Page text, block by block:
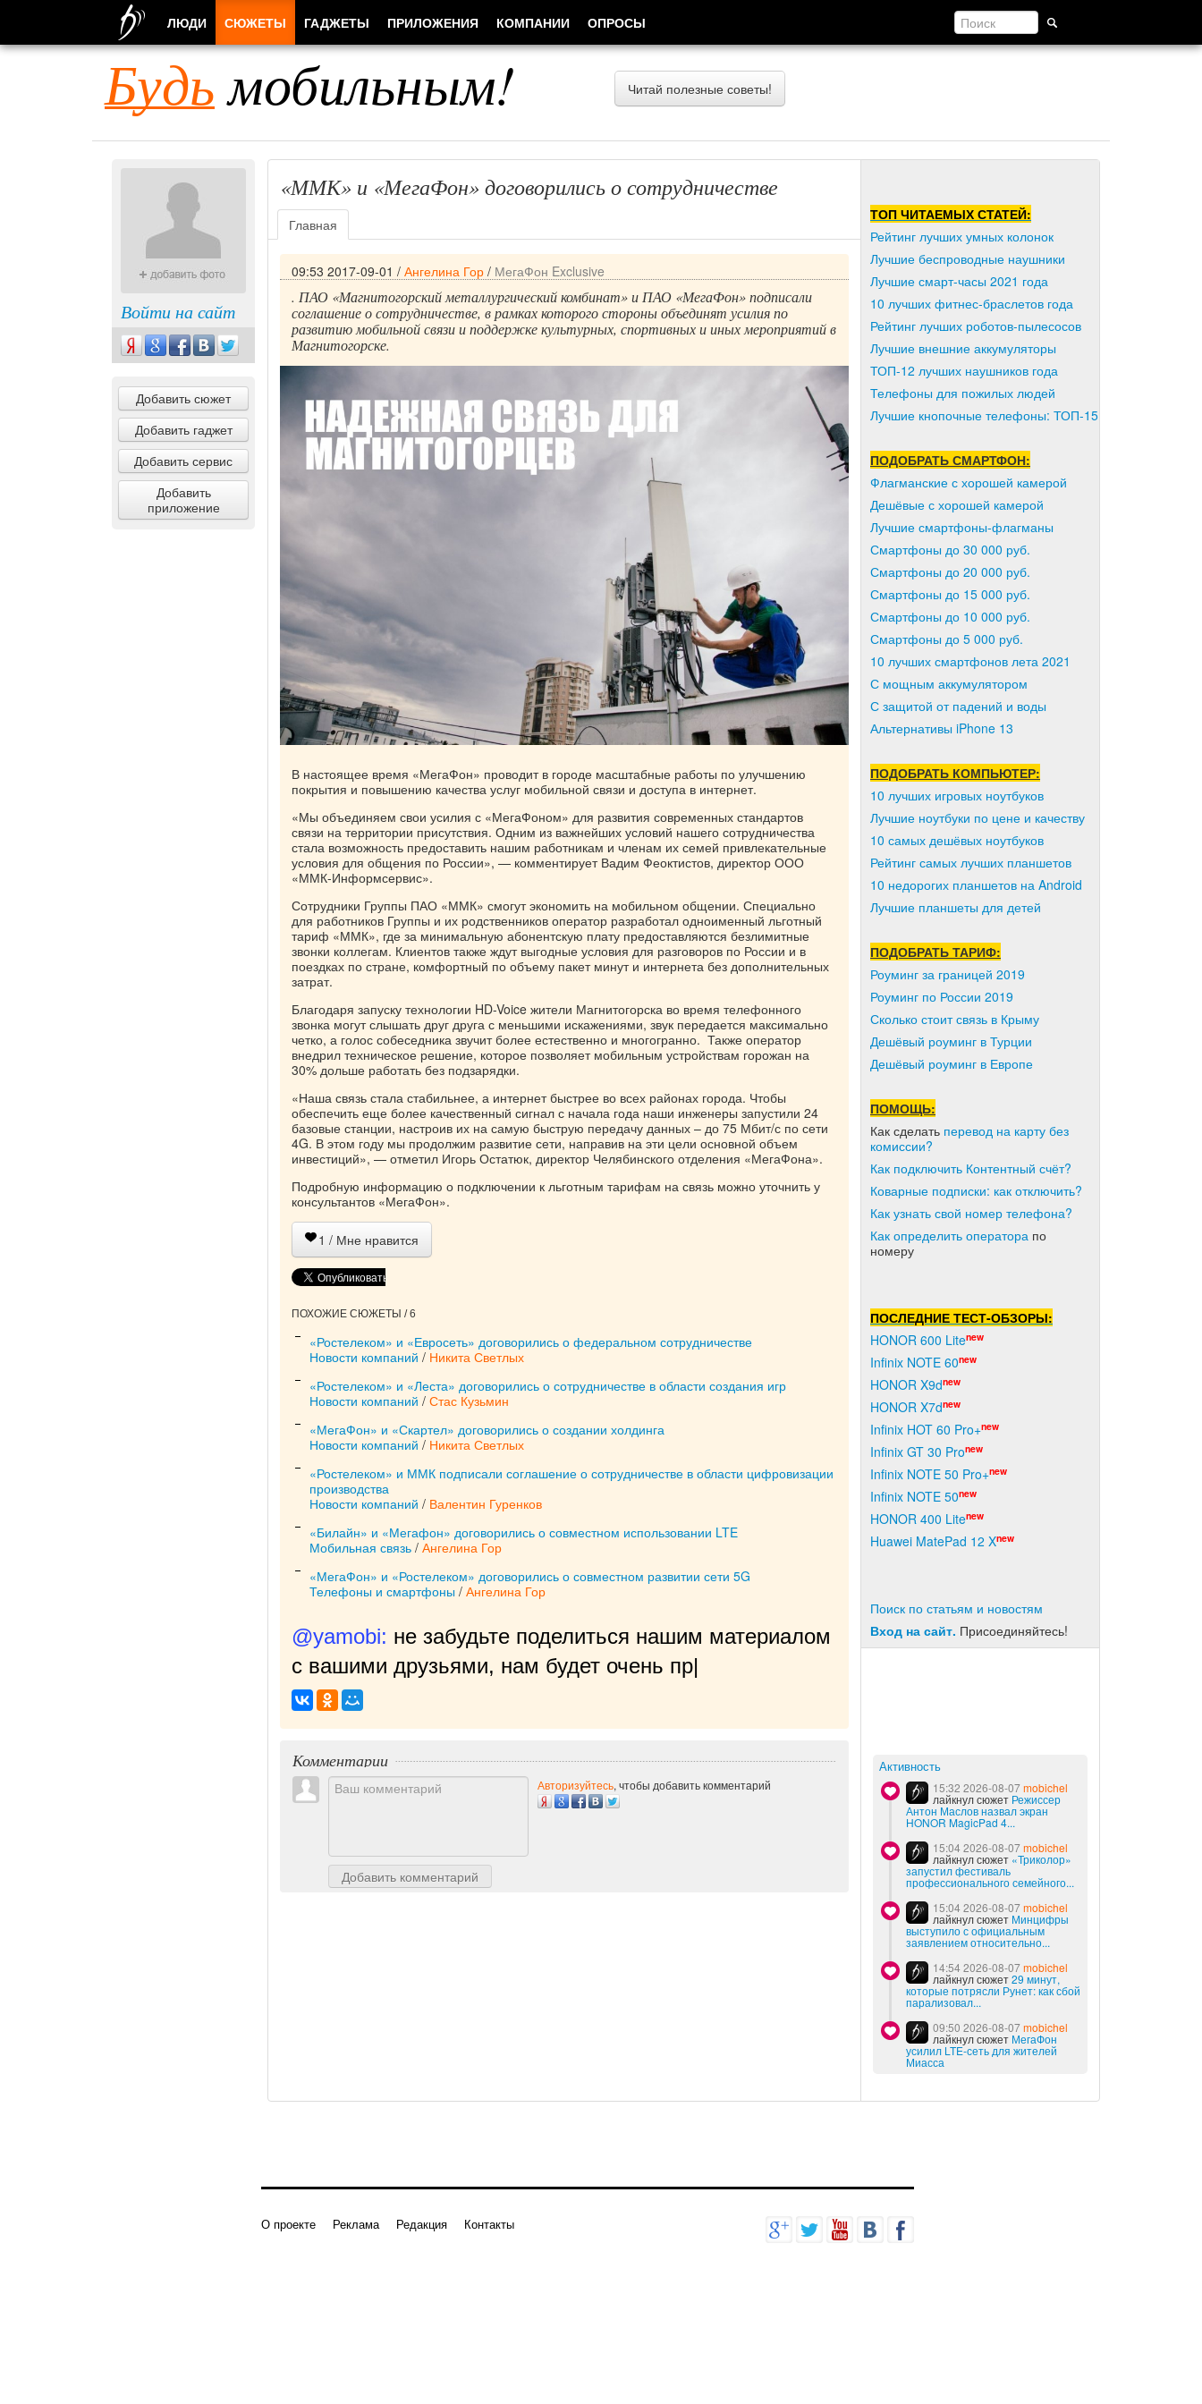
Будьмобильным! Читай полезные советы!
Войти на сайт
Добавить сюжет
Добавить гаджет
Добавить сервис
Добавить
приложение
«ММК» и «МегаФон» договорились о сотрудничестве
Главная
09:53 2017-09-01 / Ангелина Гор / МегаФон Exclusive
. ПАО «Магнитогорский металлургический комбинат» и ПАО «МегаФон» подписали
соглашение о сотрудничестве, в рамках которого стороны объединят усилия по
развитию мобильной связи и поддержке культурных, спортивных и иных мероприятий в
Магнитогорске.
В настоящее время «МегаФон» проводит в городе масштабные работы по улучшению
покрытия и повышению качества услуг мобильной связи и доступа в интернет.
«Мы объединяем свои усилия с «МегаФоном» для развития современных стандартов
связи на территории присутствия. Одним из важнейших условий нашего сотрудничества
стала возможность предоставить нашим работникам и членам их семей привлекательные
условия для общения по России», — комментирует Вадим Феоктистов, директор ООО
«ММК-Информсервис».
Сотрудники Группы ПАО «ММК» смогут экономить на мобильном общении. Специально
для работников Группы и их родственников оператор разработал одноименный льготный
тариф «ММК», где за минимальную абонентскую плату предоставляются безлимитные
звонки коллегам. Клиентов также ждут выгодные условия для разговоров по России и в
поездках по стране, комфортный по объему пакет минут и интернета без дополнительных
затрат.
Благодаря запуску технологии HD-Voice жители Магнитогорска во время телефонного
звонка могут слышать друг друга с меньшими искажениями, звук передается максимально
четко, а голос собеседника звучит более естественно и многогранно. Также оператор
внедрил техническое решение, которое позволяет мобильным устройствам горожан на
30% дольше работать без подзарядки.
«Наша связь стала стабильнее, а интернет быстрее во всех районах города. Чтобы
обеспечить еще более качественный сигнал с начала года наши инженеры запустили 24
базовые станции, настроив их на самую быструю передачу данных – до 75 Мбит/с по сети
4G. В этом году мы продолжим развитие сети, направив на эти цели основной объем
инвестиций», — отметил Игорь Остатюк, директор Челябинского отделения «МегаФона».
Подробную информацию о подключении к льготным тарифам на связь можно уточнить у
консультантов «МегаФон».
1 / Мне нравится
ПОХОЖИЕ СЮЖЕТЫ / 6
«Ростелеком» и «Евросеть» договорились о федеральном сотрудничестве
Новости компаний / Никита Светлых
«Ростелеком» и «Леста» договорились о сотрудничестве в области создания игр
Новости компаний / Стас Кузьмин
«МегаФон» и «Скартел» договорились о создании холдинга
Новости компаний / Никита Светлых
«Ростелеком» и ММК подписали соглашение о сотрудничестве в области цифровизации
производства
Новости компаний / Валентин Гуренков
«Билайн» и «Мегафон» договорились о совместном использовании LTE
Мобильная связь / Ангелина Гор
«МегаФон» и «Ростелеком» договорились о совместном развитии сети 5G
Телефоны и смартфоны / Ангелина Гор
@yamobi: не забудьте поделиться нашим материалом
с вашими друзьями, нам будет очень приятно!
Комментарии
Добавить комментарий
Авторизуйтесь, чтобы добавить комментарий
ТОП ЧИТАЕМЫХ СТАТЕЙ:
Рейтинг лучших умных колонок
Лучшие беспроводные наушники
Лучшие смарт-часы 2021 года
10 лучших фитнес-браслетов года
Рейтинг лучших роботов-пылесосов
Лучшие внешние аккумуляторы
ТОП-12 лучших наушников года
Телефоны для пожилых людей
Лучшие кнопочные телефоны: ТОП-15
ПОДОБРАТЬ СМАРТФОН:
Флагманские с хорошей камерой
Дешёвые с хорошей камерой
Лучшие смартфоны-флагманы
Смартфоны до 30 000 руб.
Смартфоны до 20 000 руб.
Смартфоны до 15 000 руб.
Смартфоны до 10 000 руб.
Смартфоны до 5 000 руб.
10 лучших смартфонов лета 2021
С мощным аккумулятором
С защитой от падений и воды
Альтернативы iPhone 13
ПОДОБРАТЬ КОМПЬЮТЕР:
10 лучших игровых ноутбуков
Лучшие ноутбуки по цене и качеству
10 самых дешёвых ноутбуков
Рейтинг самых лучших планшетов
10 недорогих планшетов на Android
Лучшие планшеты для детей
ПОДОБРАТЬ ТАРИФ:
Роуминг за границей 2019
Роуминг по России 2019
Сколько стоит связь в Крыму
Дешёвый роуминг в Турции
Дешёвый роуминг в Европе
ПОМОЩЬ:
Как сделать перевод на карту без
комиссии?
Как подключить Контентный счёт?
Коварные подписки: как отключить?
Как узнать свой номер телефона?
Как определить оператора по
номеру
ПОСЛЕДНИЕ ТЕСТ-ОБЗОРЫ:
HONOR 600 Litenew
Infinix NOTE 60new
HONOR X9dnew
HONOR X7dnew
Infinix HOT 60 Pro+new
Infinix GT 30 Pronew
Infinix NOTE 50 Pro+new
Infinix NOTE 50new
HONOR 400 Litenew
Huawei MatePad 12 Xnew
Поиск по статьям и новостям
Вход на сайт. Присоединяйтесь!
Активность
15:32 2026-08-07mobichel
лайкнул сюжет Режиссер
Антон Маслов назвал экран
HONOR MagicPad 4...
15:04 2026-08-07mobichel
лайкнул сюжет «Триколор»
запустил фестиваль
профессионального семейного...
15:04 2026-08-07mobichel
лайкнул сюжет Минцифры
выступило с официальным
заявлением относительно...
14:54 2026-08-07mobichel
лайкнул сюжет29 минут,
которые потрясли Рунет: как сбой
парализовал...
09:50 2026-08-07mobichel
лайкнул сюжет МегаФон
усилил LTE-сеть для жителей
Миасса
ЛЮДИ СЮЖЕТЫ ГАДЖЕТЫ ПРИЛОЖЕНИЯ КОМПАНИИ ОПРОСЫ
О проекте Реклама Редакция Контакты